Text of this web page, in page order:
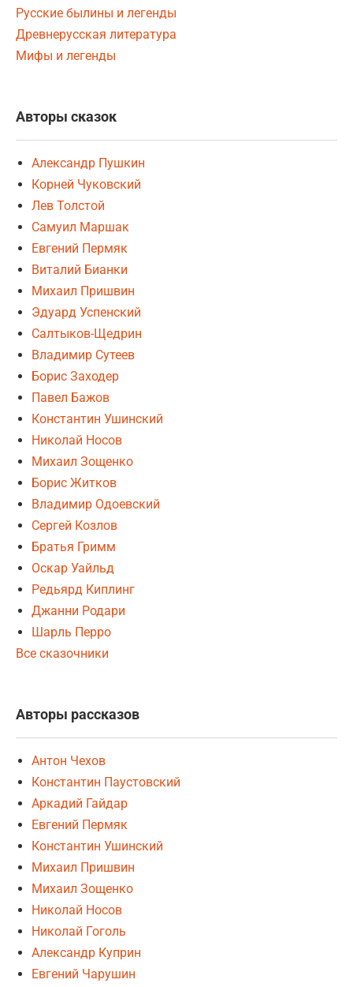
Русские былины и легенды
Древнерусская литература
Мифы и легенды
Авторы сказок
Александр Пушкин
Корней Чуковский
Лев Толстой
Самуил Маршак
Евгений Пермяк
Виталий Бианки
Михаил Пришвин
Эдуард Успенский
Салтыков-Щедрин
Владимир Сутеев
Борис Заходер
Павел Бажов
Константин Ушинский
Николай Носов
Михаил Зощенко
Борис Житков
Владимир Одоевский
Сергей Козлов
Братья Гримм
Оскар Уайльд
Редьярд Киплинг
Джанни Родари
Шарль Перро
Все сказочники
Авторы рассказов
Антон Чехов
Константин Паустовский
Аркадий Гайдар
Евгений Пермяк
Константин Ушинский
Михаил Пришвин
Михаил Зощенко
Николай Носов
Николай Гоголь
Александр Куприн
Евгений Чарушин